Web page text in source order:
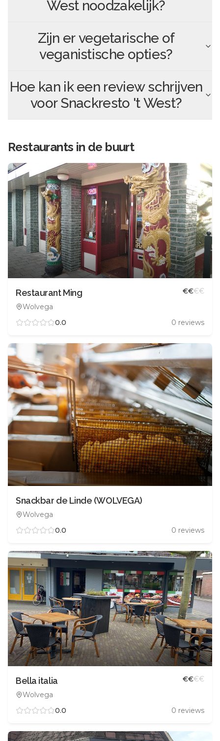
Westnoodzakelijk?
Zijn er vegetarische of
veganistische opties?
Hoe kan ik een review schrijven
voorSnackresto 't West?
Restaurants in de buurt
Restaurant Ming
Wolvega
€€€€
0.0 0 reviews
Snackbar de Linde (WOLVEGA)
Wolvega
0.0
0 reviews
Bella italia
Wolvega
€€€€
0.0 0 reviews